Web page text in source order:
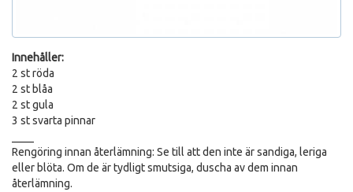
Innehåller:
2 st röda
2 st blåa
2 st gula
3 st svarta pinnar
Rengöring innan återlämning: Se till att den inte är sandiga, leriga
eller blöta. Om de är tydligt smutsiga, duscha av dem innan
återlämning.